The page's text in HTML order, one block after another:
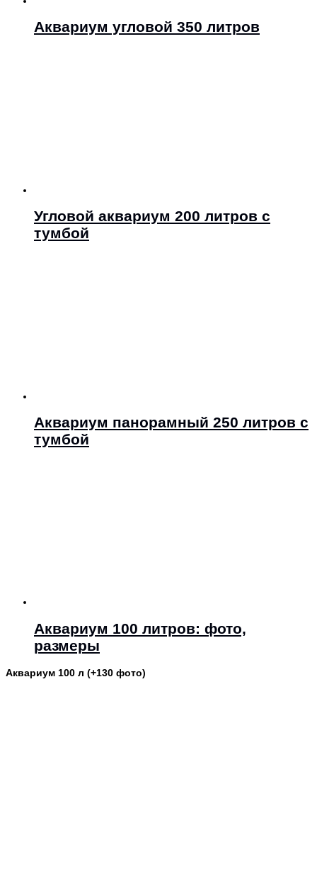
Аквариум угловой 350 литров
Угловой аквариум 200 литров с
тумбой
Аквариум панорамный 250 литров с
тумбой
Аквариум 100 литров: фото,
размеры
Аквариум 100 л (+130 фото)